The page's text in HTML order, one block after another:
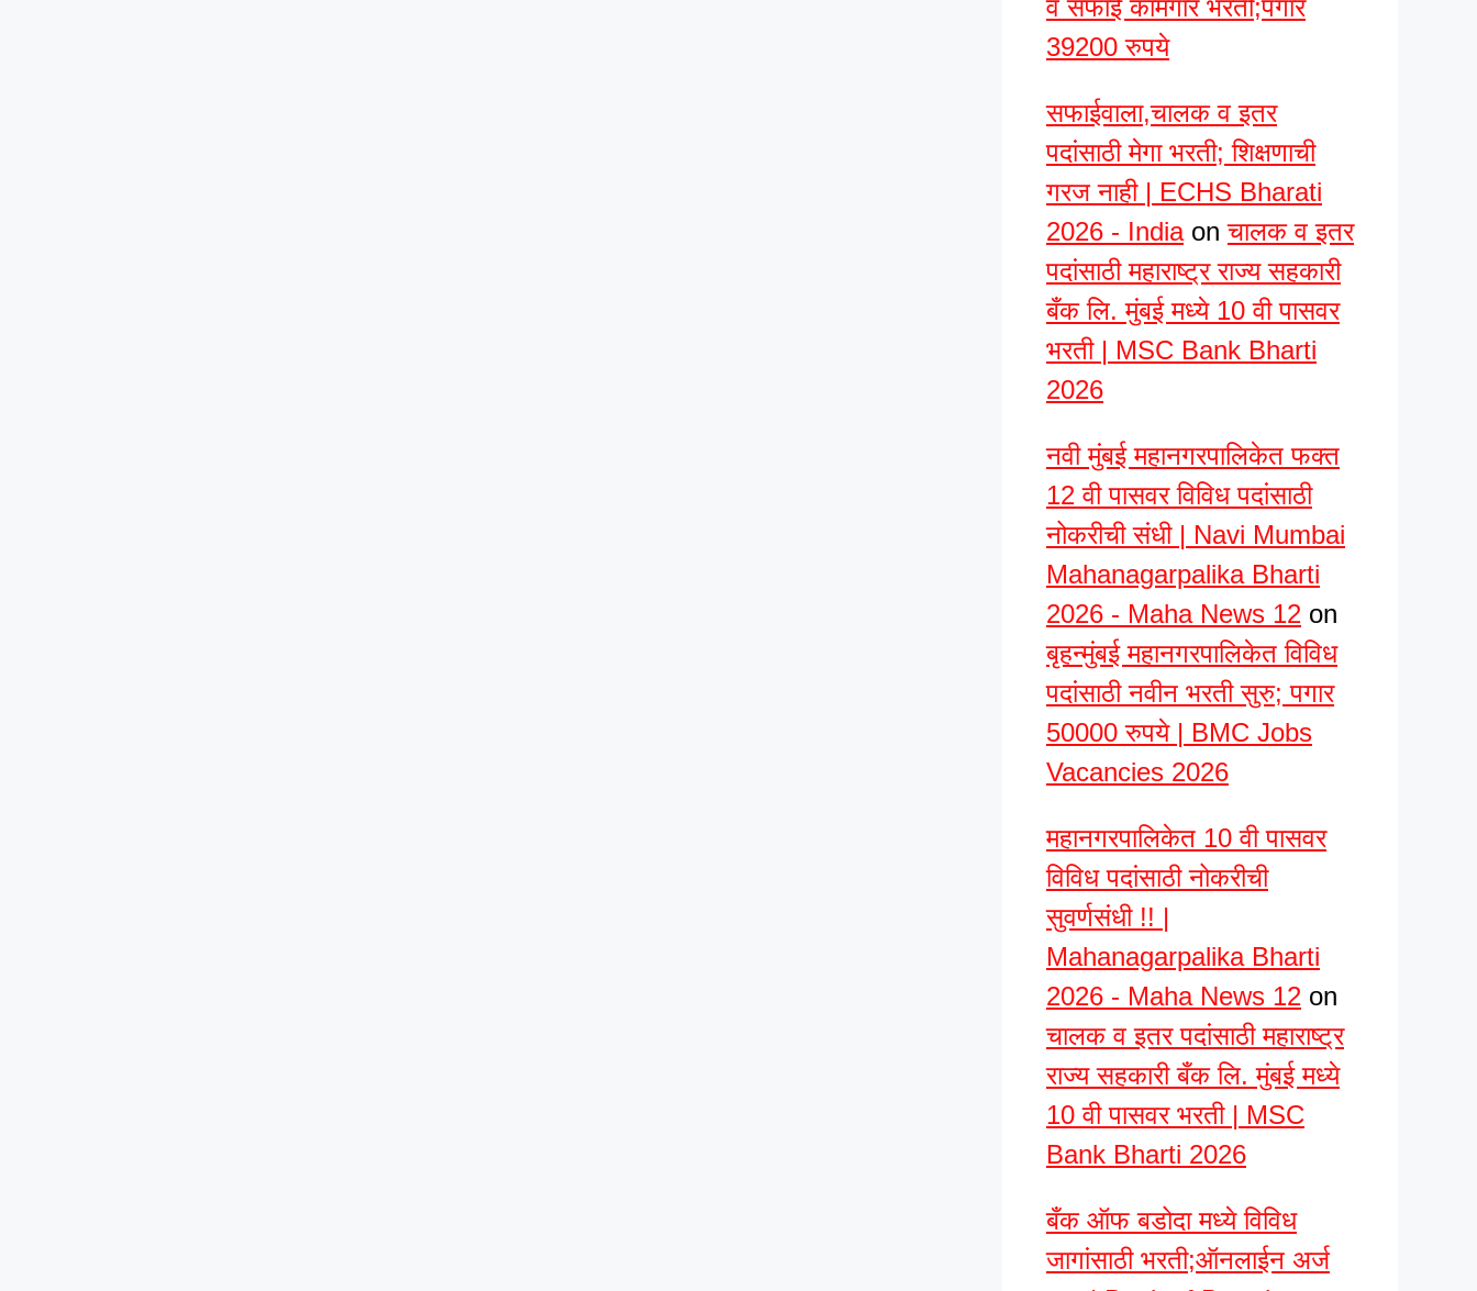
व सफाई कामगार भरती;पगार
39200 रुपये
सफाईवाला,चालक व इतर
पदांसाठी मेगा भरती; शिक्षणाची
गरज नाही | ECHS Bharati
2026 - Indiaonचालक व इतर
पदांसाठी महाराष्ट्र राज्य सहकारी
बँक लि. मुंबई मध्ये 10 वी पासवर
भरती | MSC Bank Bharti
2026
नवी मुंबई महानगरपालिकेत फक्त
12 वी पासवर विविध पदांसाठी
नोकरीची संधी | Navi Mumbai
Mahanagarpalika Bharti
2026 - Maha News 12 on
बृहन्मुंबई महानगरपालिकेत विविध
पदांसाठी नवीन भरती सुरु; पगार
50000 रुपये | BMC Jobs
Vacancies 2026
महानगरपालिकेत 10 वी पासवर
विविध पदांसाठी नोकरीची
सुवर्णसंधी !! |
Mahanagarpalika Bharti
2026 - Maha News 12 on
चालक व इतर पदांसाठी महाराष्ट्र
राज्य सहकारी बँक लि. मुंबई मध्ये
10 वी पासवर भरती | MSC
Bank Bharti 2026
बँक ऑफ बडोदा मध्ये विविध
जागांसाठी भरती;ऑनलाईन अर्ज